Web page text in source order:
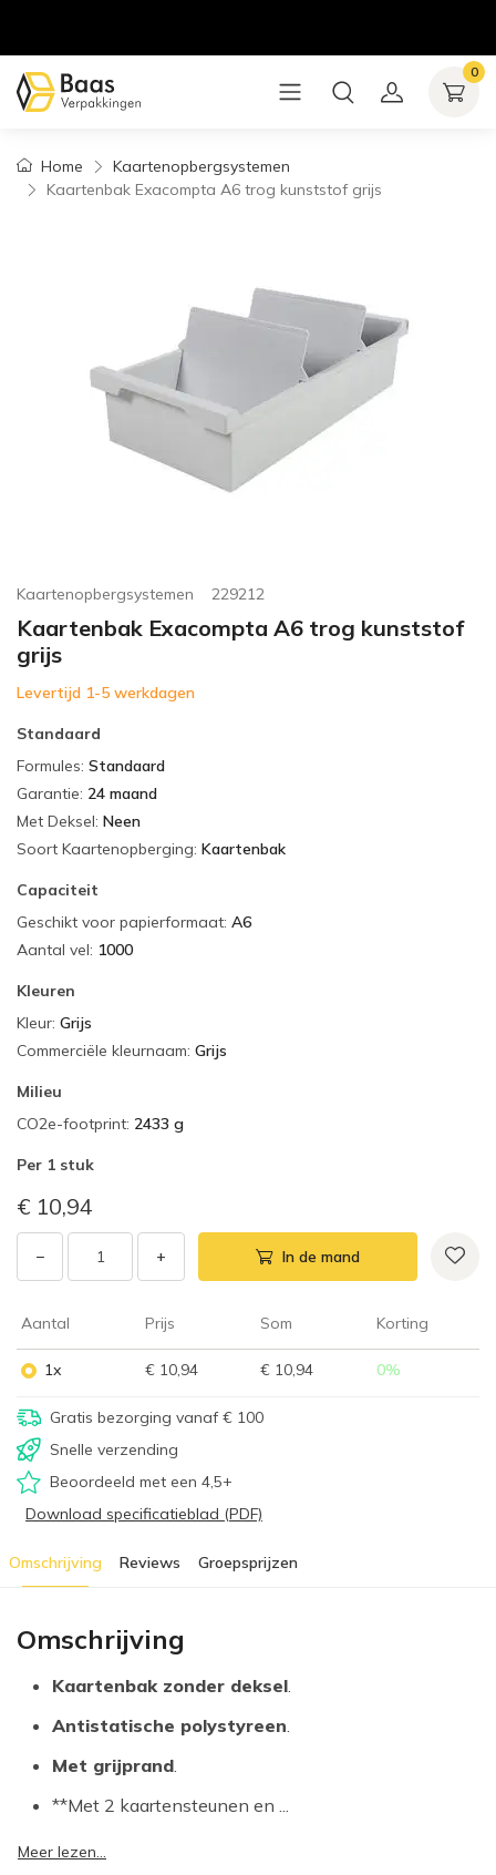
0
Home
Kaartenopbergsystemen
Kaartenbak Exacompta A6 trog kunststof grijs
Kaartenopbergsystemen 229212
Kaartenbak Exacompta A6 trog kunststof
grijs
Levertijd 1-5 werkdagen
Standaard
Formules: Standaard
Garantie: 24 maand
Met Deksel: Neen
Soort Kaartenopberging: Kaartenbak
Capaciteit
Geschikt voor papierformaat: A6
Aantal vel: 1000
Kleuren
Kleur: Grijs
Commerciële kleurnaam: Grijs
Milieu
CO2e-footprint: 2433 g
Per 1 stuk
€ 10,94
− + In de mand
Aantal Prijs Som Korting
1x € 10,94 € 10,94 0%
Gratis bezorging vanaf € 100
Snelle verzending
Beoordeeld met een 4,5+
Download specificatieblad (PDF)
Omschrijving Reviews Groepsprijzen
Omschrijving
Kaartenbak zonder deksel.
Antistatische polystyreen.
Met grijprand.
**Met 2 kaartensteunen en ...
Meer lezen...